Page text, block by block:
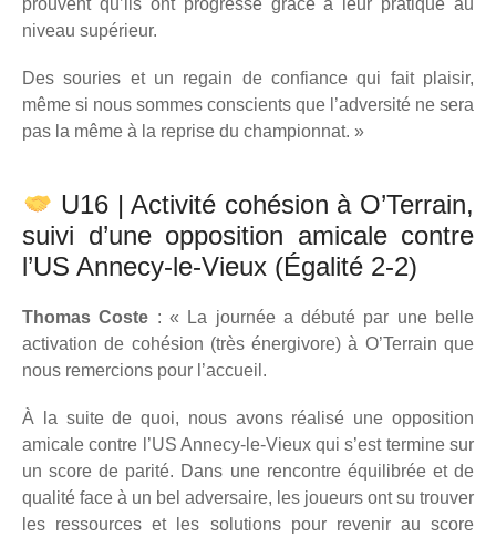
prouvent qu’ils ont progressé grâce à leur pratique au
niveau supérieur.
Des souries et un regain de confiance qui fait plaisir,
même si nous sommes conscients que l’adversité ne sera
pas la même à la reprise du championnat. »
U16 | Activité cohésion à O’Terrain,
suivi d’une opposition amicale contre
l’US Annecy-le-Vieux (Égalité 2-2)
Thomas Coste : « La journée a débuté par une belle
activation de cohésion (très énergivore) à O’Terrain que
nous remercions pour l’accueil.
À la suite de quoi, nous avons réalisé une opposition
amicale contre l’US Annecy-le-Vieux qui s’est termine sur
un score de parité. Dans une rencontre équilibrée et de
qualité face à un bel adversaire, les joueurs ont su trouver
les ressources et les solutions pour revenir au score